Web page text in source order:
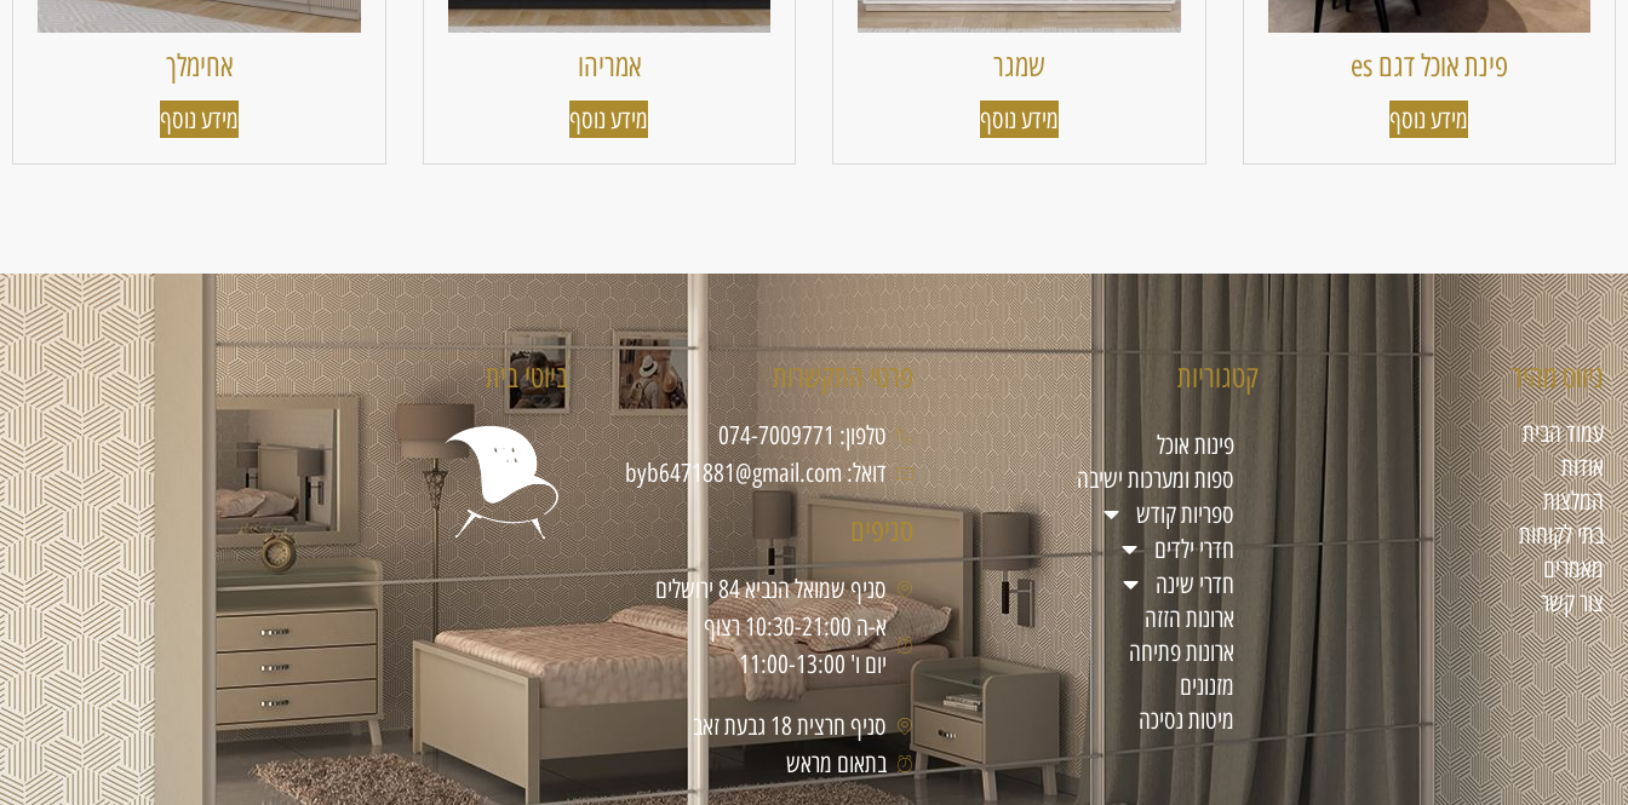
פינת אוכל דגם es
מידע נוסף
שמגר
מידע נוסף
אמריהו
מידע נוסף
אחימלך
מידע נוסף
ניווט מהיר
עמוד הבית
אודות
המלצות
בתי לקוחות
מאמרים
צור קשר
קטגוריות
פינות אוכל
ספות ומערכות ישיבה
ספריות קודש
חדרי ילדים
חדרי שינה
ארונות הזזה
ארונות פתיחה
מזנונים
מיטות נסיכה
פרטי התקשרות
טלפון: 074-7009771
דואל: byb6471881@gmail.com
סניפים
סניף שמואל הנביא 84 ירושלים
א-ה 10:30-21:00 רצוף
יום ו' 11:00-13:00
סניף חרצית 18 גבעת זאב
בתאום מראש
ביוטי בית